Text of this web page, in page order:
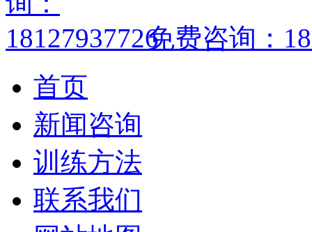
免费咨询：
首页
新闻咨询
训练方法
联系我们